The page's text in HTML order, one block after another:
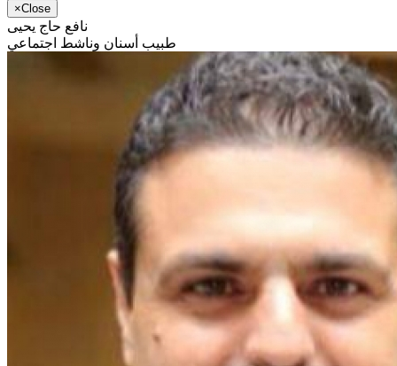
×Close
نافع حاج يحيى
طبيب أسنان وناشط اجتماعي